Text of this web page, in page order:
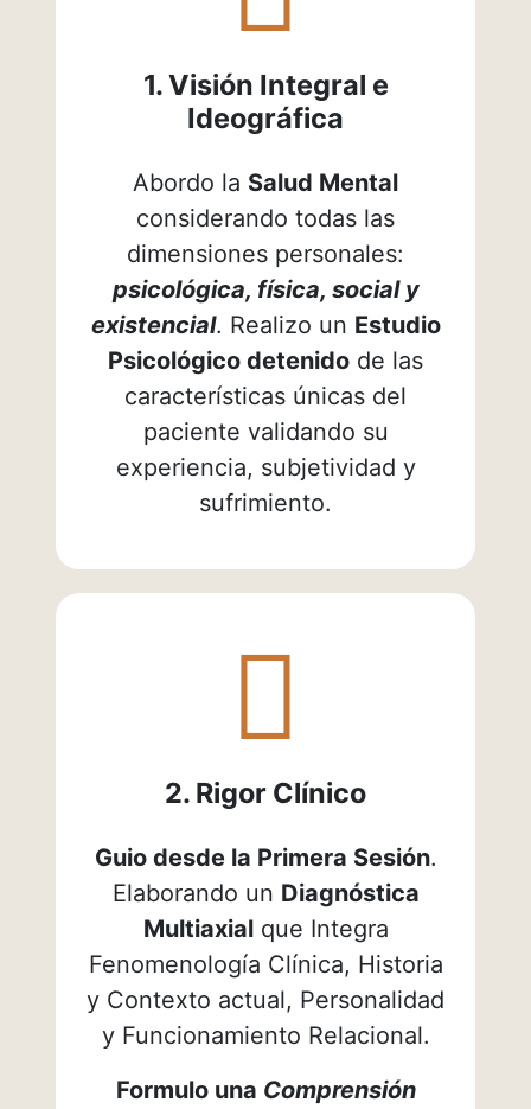
1. Visión Integral e
Ideográfica
Abordo la Salud Mental
considerando todas las
dimensiones personales:
psicológica, física, social y
existencial. Realizo un Estudio
Psicológico detenido de las
características únicas del
paciente validando su
experiencia, subjetividad y
sufrimiento.
2. Rigor Clínico
Guio desde la Primera Sesión.
Elaborando un Diagnóstica
Multiaxialque Integra
Fenomenología Clínica, Historia
y Contexto actual, Personalidad
y Funcionamiento Relacional.
Formulo una Comprensión